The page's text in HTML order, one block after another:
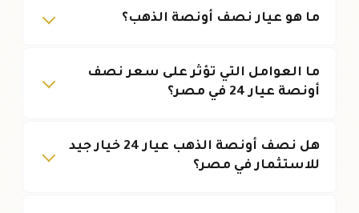
ما هو عيار نصف أونصة الذهب؟
ما العوامل التي تؤثر على سعر نصف
أونصة عيار 24 في مصر؟
هل نصف أونصة الذهب عيار 24 خيار جيد
للاستثمار في مصر؟